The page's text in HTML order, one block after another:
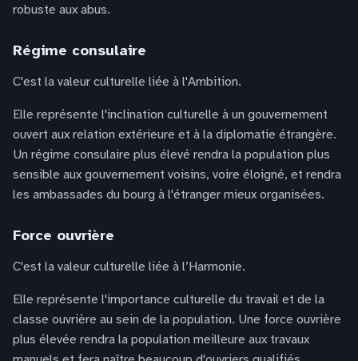
robuste aux abus.
Régime consulaire
C'est la valeur culturelle liée à l'Ambition.
Elle représente l'inclination culturelle à un gouvernement
ouvert aux relation extérieure et à la diplomatie étrangère.
Un régime consulaire plus élevé rendra la population plus
sensible aux gouvernement voisins, voire éloigné, et rendra
les ambassades du bourg à l'étranger mieux organisées.
Force ouvrière
C'est la valeur culturelle liée à l’Harmonie.
Elle représente l'importance culturelle du travail et de la
classe ouvrière au sein de la population. Une force ouvrière
plus élevée rendra la population meilleure aux travaux